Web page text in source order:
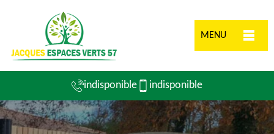
MENU
indisponible indisponible